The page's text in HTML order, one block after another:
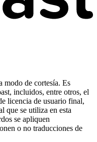
modo de cortesía. Es
incluidos, entre otros, el
licencia de usuario final,
que se utiliza en esta
se apliquen
o no traducciones de